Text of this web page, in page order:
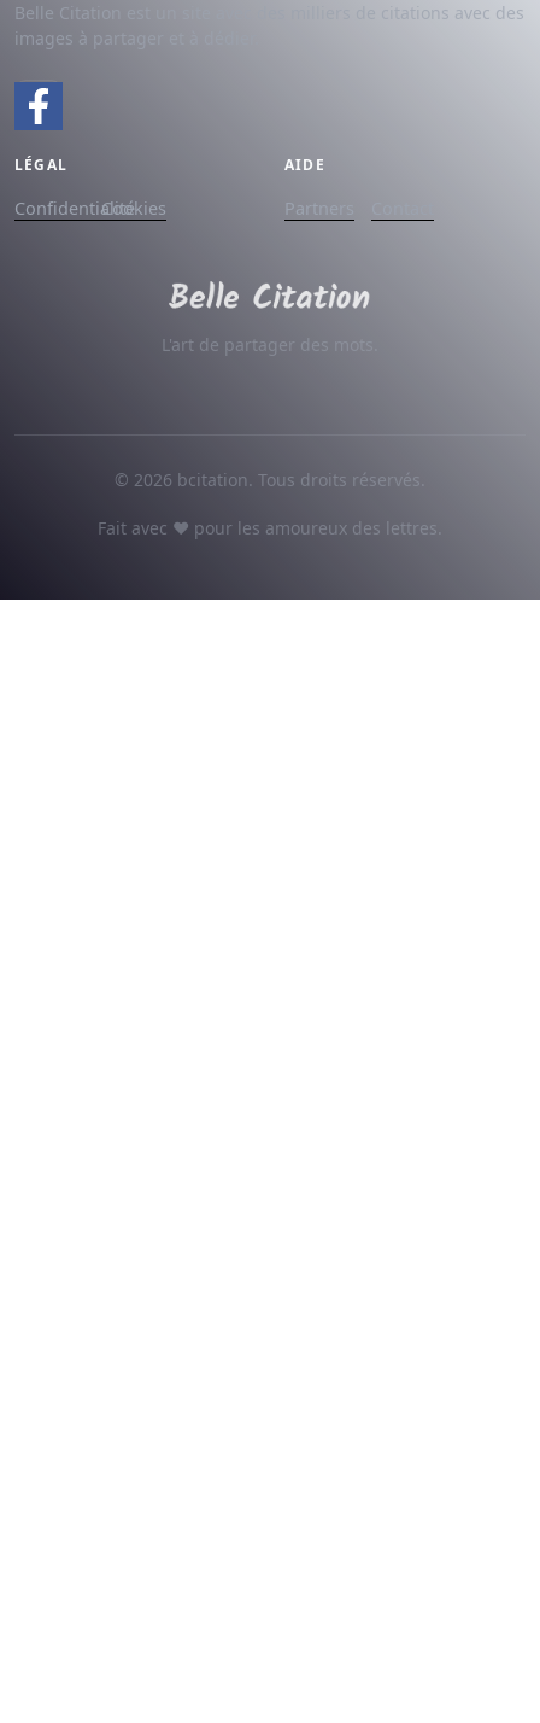
Belle Citation est un site avec des milliers de citations avec des
images à partager et à dédier.
LÉGAL
ConfidentialitéCookies
AIDE
Partners
L'art de partager des mots.
© 2026 bcitation. Tous droits réservés.
Fait avec ♥ pour les amoureux des lettres.